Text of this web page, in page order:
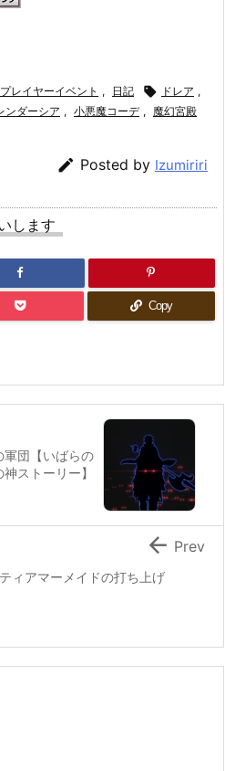
プレイヤーイベント , 日記  ドレア ,
ンダーシア , 小悪魔コーデ , 魔幻宮殿
 Posted by Izumiriri
します
Copy
団【いばらの
ストーリー】
ティアマーメイドの打ち上げ
 Prev